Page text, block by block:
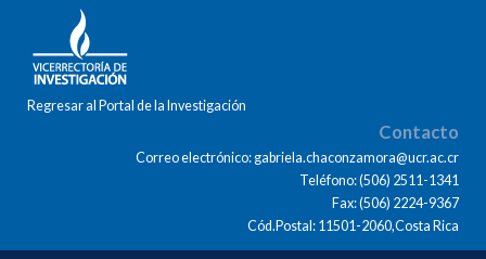
Regresar al Portal de la Investigación
Contacto
Correo electrónico: gabriela.chaconzamora@ucr.ac.cr
Teléfono: (506) 2511-1341
Fax: (506) 2224-9367
Cód.Postal: 11501-2060,Costa Rica